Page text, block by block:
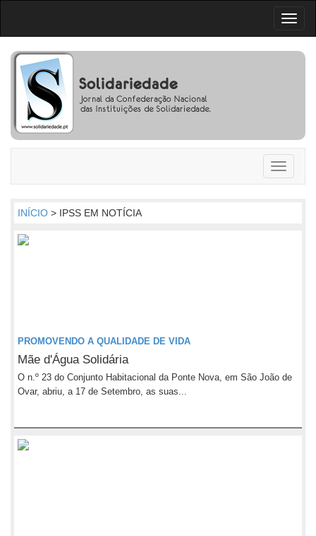
Toggle
INÍCIO > IPSS EM NOTÍCIA
PROMOVENDO A QUALIDADE DE VIDA
Mãe d'Água Solidária
O n.º 23 do Conjunto Habitacional da Ponte Nova, em São João de
Ovar, abriu, a 17 de Setembro, as suas...